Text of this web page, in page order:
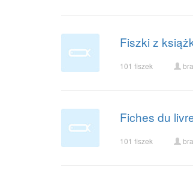
Fiszki z
101 fiszek
Fiches du
101 fiszek